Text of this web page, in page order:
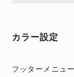
カラー設定
フッターメニュ